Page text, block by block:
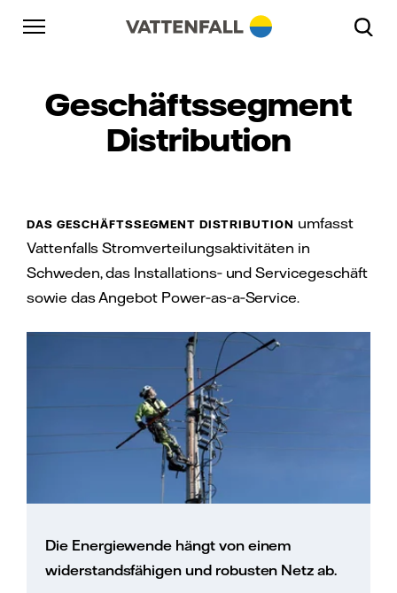
Überspringen
Zurück zur Hauptnavigation
Gehe zur Fußzeile
Geschäftssegment
Distribution
DAS GESCHÄFTSSEGMENT DISTRIBUTION umfasst
Vattenfalls Stromverteilungsaktivitäten in
Schweden, das Installations‑ und Servicegeschäft
sowie das Angebot Power‑as‑a‑Service.
Die Energiewende hängt von einem
widerstandsfähigen und robusten Netz ab.
Zurück zur Hauptnavigation